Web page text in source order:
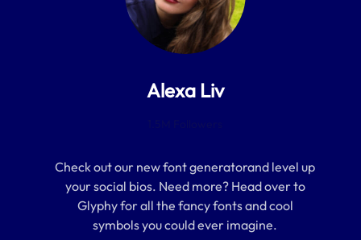
Alexa Liv
Check out our new font generatorand level up
your social bios. Need more? Head over to
Glyphy for all the fancy fonts and cool
symbols you could ever imagine.